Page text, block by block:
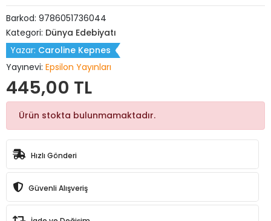
Barkod: 9786051736044
Kategori: Dünya Edebiyatı
Yazar: Caroline Kepnes
Yayınevi: Epsilon Yayınları
445,00 TL
Ürün stokta bulunmamaktadır.
Hızlı Gönderi
Güvenli Alışveriş